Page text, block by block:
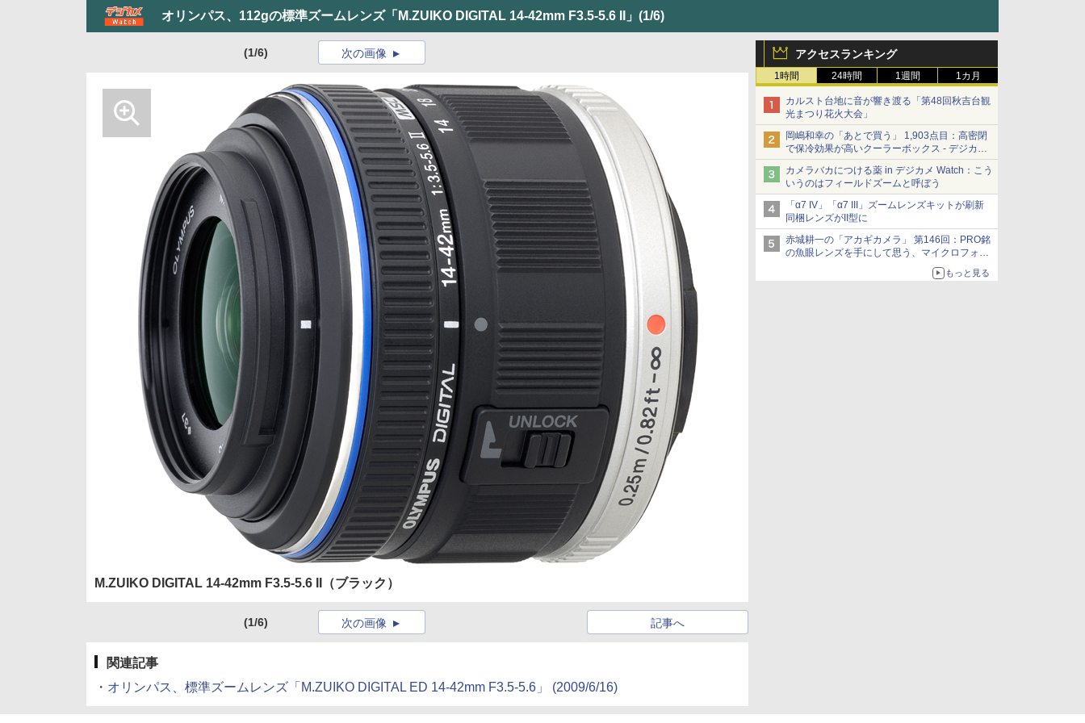
オリンパス、112gの標準ズームレンズ「M.ZUIKO DIGITAL 14-42mm F3.5-5.6 II」 (1/6)
アクセスランキング
1時間 24時間 1週間 1カ月
カルスト台地に音が響き渡る「第48回秋吉台観
光まつり花火大会」
岡嶋和幸の「あとで買う」 1,903点目：高密閉
で保冷効果が高いクーラーボックス - デジカメ
Watch
カメラバカにつける薬 in デジカメ Watch：こう
いうのはフィールドズームと呼ぼう
「α7 IV」「α7 III」ズームレンズキットが刷新
同梱レンズがII型に
赤城耕一の「アカギカメラ」 第146回：PRO銘
の魚眼レンズを手にして思う、マイクロフォー
もっと見る
(1/6) 次の画像
M.ZUIKO DIGITAL 14-42mm F3.5-5.6 II（ブラック）
(1/6) 記事へ
次の画像
関連記事
・ オリンパス、標準ズームレンズ「M.ZUIKO DIGITAL ED 14-42mm F3.5-5.6」 (2009/6/16)